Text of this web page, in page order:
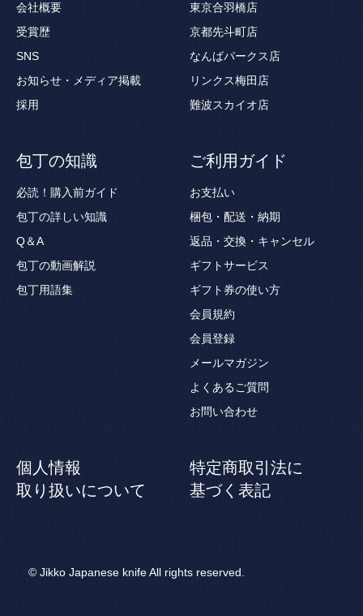
会社概要
受賞歴
SNS
お知らせ・メディア掲載
採用
東京合羽橋店
京都先斗町店
なんばパークス店
リンクス梅田店
難波スカイオ店
包丁の知識
必読！購入前ガイド
包丁の詳しい知識
Q＆A
包丁の動画解説
包丁用語集
ご利用ガイド
お支払い
梱包・配送・納期
返品・交換・キャンセル
ギフトサービス
ギフト券の使い方
会員規約
会員登録
メールマガジン
よくあるご質問
お問い合わせ
個人情報
取り扱いについて
特定商取引法に
基づく表記
© Jikko Japanese knife All rights reserved.